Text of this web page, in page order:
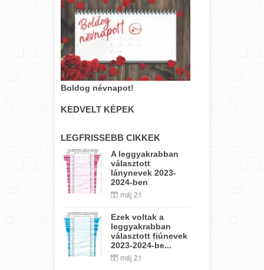
Boldog névnapot!
KEDVELT KÉPEK
LEGFRISSEBB CIKKEK
A leggyakrabban
választott
lánynevek 2023-
2024-ben
máj 21
Ezek voltak a
leggyakrabban
választott fiúnevek
2023-2024-be...
máj 21